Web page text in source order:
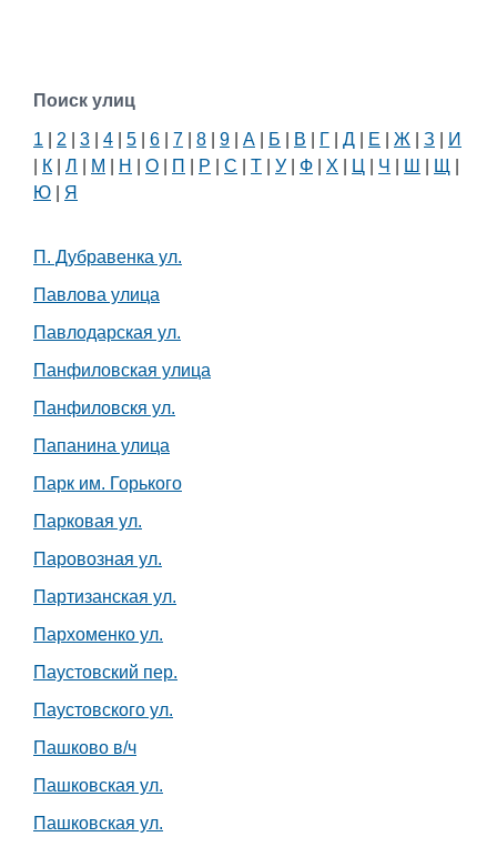
Поиск улиц
1 2 3 4 5 6 7 8 9 А Б В Г Д Е Ж З
И
К Л М Н О П Р С Т У Ф Х Ц Ч Ш Щ
Ю
Я
П. Дубравенка ул.
Павлова улица
Павлодарская ул.
Панфиловская улица
Панфиловскя ул.
Папанина улица
Парк им. Горького
Парковая ул.
Паровозная ул.
Партизанская ул.
Пархоменко ул.
Паустовский пер.
Паустовского ул.
Пашково в/ч
Пашковская ул.
Пашковская ул.